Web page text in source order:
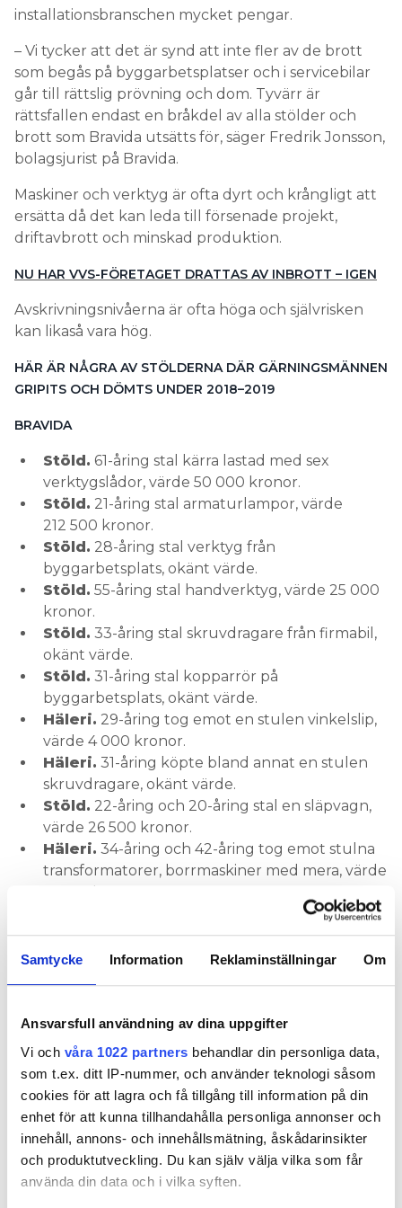
Samtycke Information Reklaminställningar Om
Ansvarsfull användning av dina uppgifter
Vi och våra 1022 partners behandlar din personliga data,
som t.ex. ditt IP-nummer, och använder teknologi såsom
cookies för att lagra och få tillgång till information på din
enhet för att kunna tillhandahålla personliga annonser och
innehåll, annons- och innehållsmätning, åskådarinsikter
och produktutveckling. Du kan själv välja vilka som får
använda din data och i vilka syften.
installationsbranschen mycket pengar.
– Vi tycker att det är synd att inte fler av de brott
som begås på byggarbetsplatser och i servicebilar
går till rättslig prövning och dom. Tyvärr är
rättsfallen endast en bråkdel av alla stölder och
brott som Bravida utsätts för, säger Fredrik Jonsson,
bolagsjurist på Bravida.
Maskiner och verktyg är ofta dyrt och krångligt att
ersätta då det kan leda till försenade projekt,
driftavbrott och minskad produktion.
NU HAR VVS-FÖRETAGET DRATTAS AV INBROTT – IGEN
Avskrivningsnivåerna är ofta höga och självrisken
kan likaså vara hög.
HÄR ÄR NÅGRA AV STÖLDERNA DÄR GÄRNINGSMÄNNEN
GRIPITS OCH DÖMTS UNDER 2018–2019
BRAVIDA
Stöld. 61-åring stal kärra lastad med sex
verktygslådor, värde 50 000 kronor.
Stöld. 21-åring stal armaturlampor, värde
212 500 kronor.
Stöld. 28-åring stal verktyg från
byggarbetsplats, okänt värde.
Stöld. 55-åring stal handverktyg, värde 25 000
kronor.
Stöld. 33-åring stal skruvdragare från firmabil,
okänt värde.
Stöld. 31-åring stal kopparrör på
byggarbetsplats, okänt värde.
Häleri. 29-åring tog emot en stulen vinkelslip,
värde 4 000 kronor.
Häleri. 31-åring köpte bland annat en stulen
skruvdragare, okänt värde.
Stöld. 22-åring och 20-åring stal en släpvagn,
värde 26 500 kronor.
Häleri. 34-åring och 42-åring tog emot stulna
transformatorer, borrmaskiner med mera, värde
38-åring hade stulen cirkelsåg märkt
Bravida, okänt värde.
Stöld.
30-åring och 36-åring bröt sig in i
Stöld.39-åring stal en pressmaskin, värde
12 000 kronor.
ASSEMBLIN
Stöld.28-åring stal verktyg från
byggarbetsplats, okänt värde.
Stöld.38-åring stal verktyg från Assemblin,
värde 16 000 kronor.